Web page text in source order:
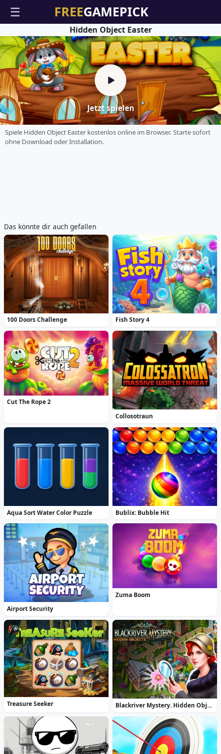
☰
Jetzt spielen
Hidden Object Easter
Spiele Hidden Object Easter kostenlos online im Browser. Starte sofort
ohne Download oder Installation.
Das könnte dir auch gefallen
100 Doors Challenge Fish Story 4
Cut The Rope 2
Collosotraun
Aqua Sort Water Color Puzzle Bublix: Bubble Hit
Airport Security
Zuma Boom
Treasure Seeker Blackriver Mystery. Hidden Objects